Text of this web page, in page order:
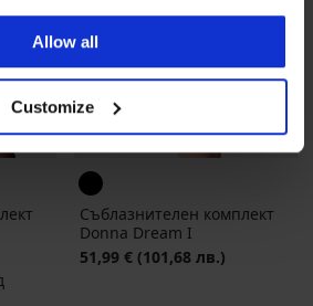
Allow all
Customize
Съблазнителен комплект
Donna Dream I
51,99 € (101,68 лв.)